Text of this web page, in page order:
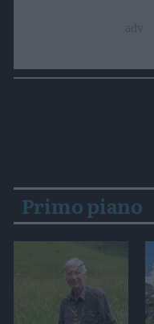
Primo piano